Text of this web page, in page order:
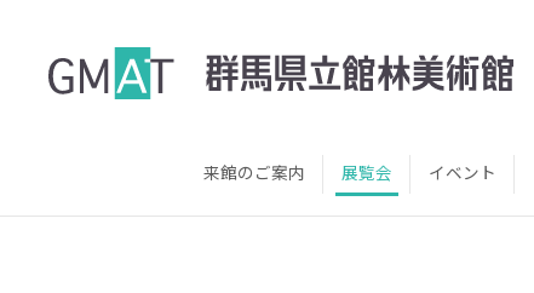
来館のご案内 展覧会 イベント